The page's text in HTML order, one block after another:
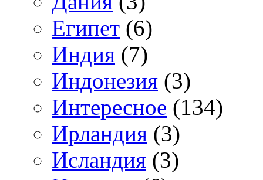
Египет (6)
Индия (7)
Индонезия (3)
Интересное (134)
Ирландия (3)
Исландия (3)